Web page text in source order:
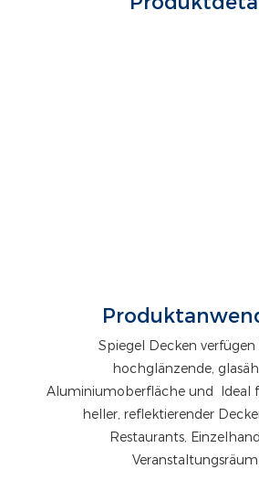
Spiegel Decken verfügen
hochglänzende,
Aluminiumoberfläche und Ideal
heller, reflektierender
Restaurants,